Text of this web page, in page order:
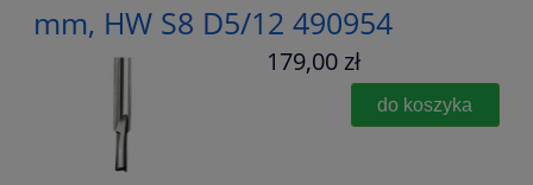
mm, HW S8 D5/12 490954
179,00 zł
do koszyka